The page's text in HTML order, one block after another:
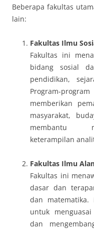
Beberapa fakultas
lain:
Fakultas Ilmu
Fakultas ini
bidang sosial
pendidikan,
Program-
memberikan
masyarakat,
membantu
keterampilan
Fakultas Ilmu
Fakultas ini
dasar dan
dan
untuk
dan